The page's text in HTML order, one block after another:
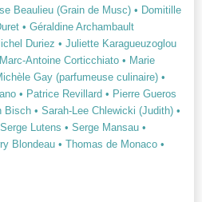
Beaulieu (Grain de Musc) • Domitille
• Géraldine Archambault
Duriez • Juliette Karagueuzoglou
Antoine Corticchiato • Marie
Gay (parfumeuse culinaire) •
• Patrice Revillard • Pierre Gueros
Bisch • Sarah-Lee Chlewicki (Judith) •
Lutens • Serge Mansau •
Blondeau • Thomas de Monaco •